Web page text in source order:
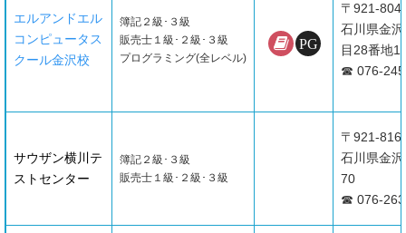
エルアンドエル
コンピュータス
クール金沢校
簿記２級･３級
販売士１級･２級･３級
プログラミング(全レベル)
〒921-
石川県金
目28番地1
☎ 076-
サウザン横川テ
ストセンター
簿記２級･３級
販売士１級･２級･３級
〒921-
石川県金
70
☎ 076-